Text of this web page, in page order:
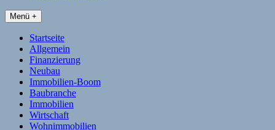
Menü +
Startseite
Allgemein
Finanzierung
Neubau
Immobilien-Boom
Baubranche
Immobilien
Wirtschaft
Wohnimmobilien